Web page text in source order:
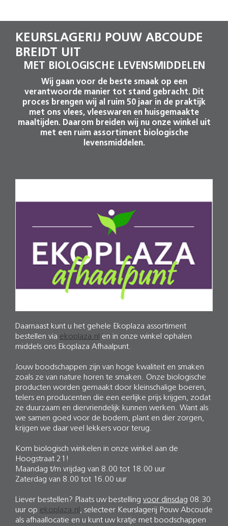
KEURSLAGERIJ POUW ABCOUDE
BREIDT UIT
MET BIOLOGISCHE LEVENSMIDDELEN
Wij gaan voor de beste smaak op een
verantwoorde manier tot stand gebracht. Dit
proces brengen wij al ruim 50 jaar in de praktijk
met ons vlees, vleeswaren en huisgemaakte
maaltijden. Daarom breiden wij nu onze winkel uit
met een ruim assortiment biologische
levensmiddelen.
Daarnaast kunt u het gehele Ekoplaza assortiment
bestellen via ekoplaza.nl en in onze winkel ophalen
middels ons Ekoplaza Afhaalpunt.
Jouw boodschappen zijn van hoge kwaliteit en smaken
zoals ze van nature horen te smaken. Onze biologische
producten worden gemaakt door kleinschalige boeren,
telers en producenten die een eerlijke prijs krijgen, zodat
ze duurzaam en diervriendelijk kunnen werken. Want als
we samen goed voor de bodem, plant en dier zorgen,
krijgen we daar veel lekkers voor terug.
Kom biologisch winkelen in onze winkel aan de
Hoogstraat 21!
Maandag t/m vrijdag van 8.00 tot 18.00 uur
Zaterdag van 8.00 tot 16.00 uur
Liever bestellen? Plaats uw bestelling voor dinsdag 08.30
uur op ekoplaza.nl, selecteer Keurslagerij Pouw Abcoude
als afhaallocatie en u kunt uw kratje met boodschappen